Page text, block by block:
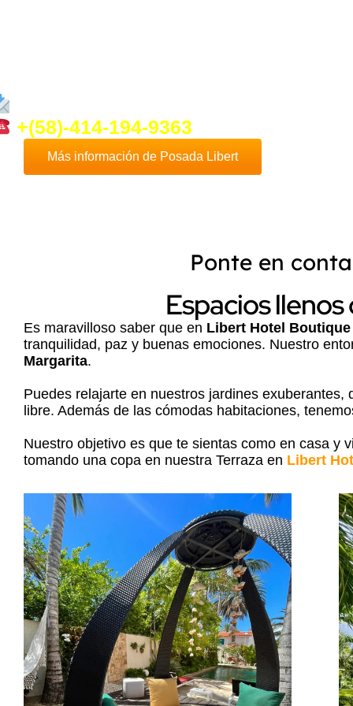
+(58)-414-194-9363
Más información de Posada Libert
Ponte en
Espacios
Es maravilloso saber que en Libert Hotel Boutique
tranquilidad, paz y buenas emociones. Nuestro
Margarita.
Puedes relajarte en nuestros jardines
libre. Además de las cómodas habitaciones,
Nuestro objetivo es que te sientas como en casa y
tomando una copa en nuestra Terraza en Libert